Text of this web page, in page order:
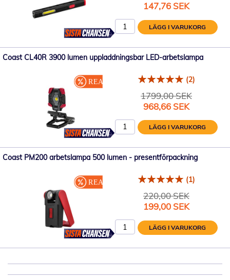
Specialpris
147,76 SEK
LÄGG I VARUKORG
Coast CL40R 3900 lumen uppladdningsbar LED-arbetslampa
(2)
1799,00 SEK
Specialpris
968,66 SEK
LÄGG I VARUKORG
Coast PM200 arbetslampa 500 lumen - presentförpackning
(1)
220,00 SEK
Specialpris
199,00 SEK
LÄGG I VARUKORG